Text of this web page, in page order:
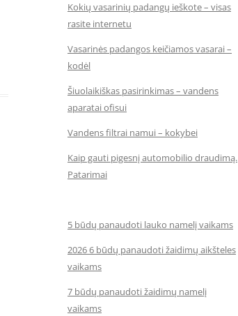
Kokių vasarinių padangų ieškote – visas
rasite internetu
Vasarinės padangos keičiamos vasarai –
kodėl
Šiuolaikiškas pasirinkimas – vandens
aparatai ofisui
Vandens filtrai namui – kokybei
Kaip gauti pigesnį automobilio draudimą.
Patarimai
5 būdų panaudoti lauko namelį vaikams
2026 6 būdų panaudoti žaidimų aikšteles
vaikams
7 būdų panaudoti žaidimų namelį
vaikams